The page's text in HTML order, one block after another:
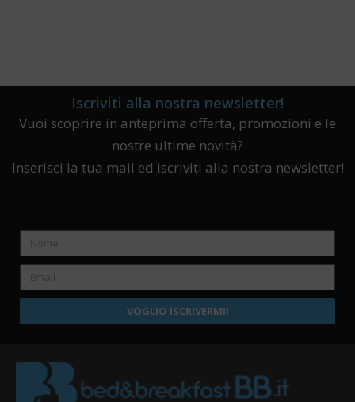
Iscriviti alla nostra newsletter!
Vuoi scoprire in anteprima offerta, promozioni e le
nostre ultime novità?
Inserisci la tua mail ed iscriviti alla nostra newsletter!
VOGLIO ISCRIVERMI!